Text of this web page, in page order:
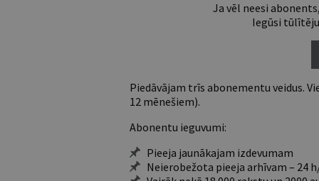
Ja vēl neesi
Iegūsi
Piedāvājam trīs abonementu veidus.
12 mēnešiem).
Abonentu ieguvumi:
Pieeja jaunākajam izdevumam
Neierobežota pieeja arhīvam – 24